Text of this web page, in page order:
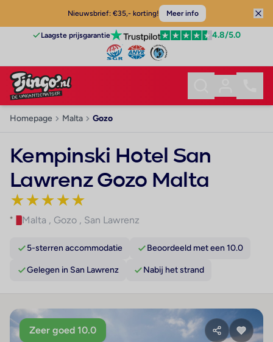
Nieuwsbrief: €35,- korting! Meer info
Laagste prijsgarantie 4.8/5.0
Homepage Malta Gozo
Kempinski Hotel San
Lawrenz Gozo Malta
★★★★★
Malta , Gozo , San Lawrenz
5-sterren accommodatie Beoordeeld met een 10.0
Gelegen in San Lawrenz Nabij het strand
Zeer goed 10.0